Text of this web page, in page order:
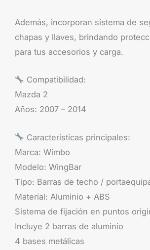
Además, incorporan sistema de
chapas y llaves, brindando
para tus accesorios y carga.
Compatibilidad:
Mazda 2
Años: 2007 – 2014
Características principales:
Marca: Wimbo
Modelo: WingBar
Tipo: Barras de techo /
Material: Aluminio + ABS
Sistema de fijación en puntos
Incluye 2 barras de aluminio
4 bases metálicas